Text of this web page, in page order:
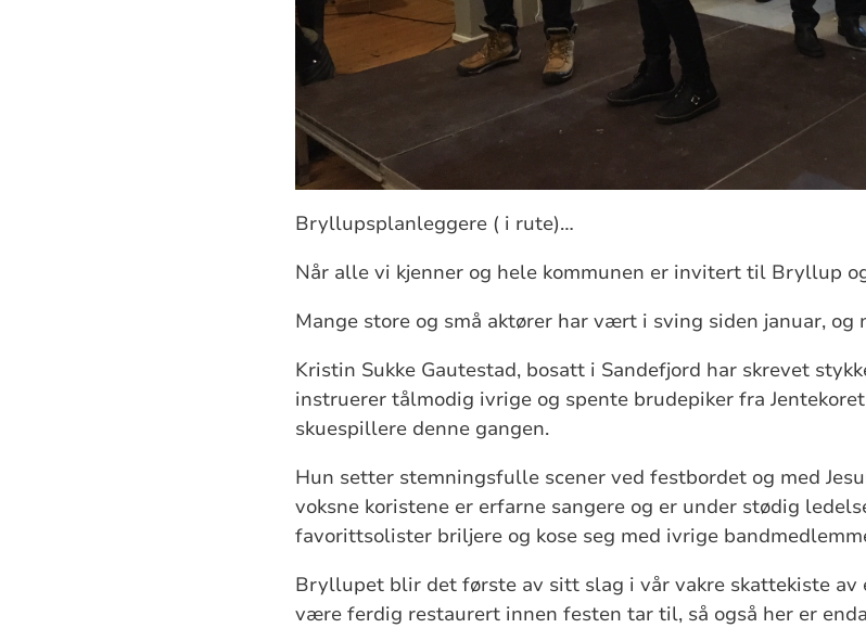
Bryllupsplanleggere ( i rute)…
Når alle vi kjenner og hele kommunen er invitert til Bryllup
Mange store og små aktører har vært i sving siden januar, og
Kristin Sukke Gautestad, bosatt i Sandefjord har skrevet
instruerer tålmodig ivrige og spente brudepiker fra
skuespillere denne gangen.
Hun setter stemningsfulle scener ved festbordet og med
voksne koristene er erfarne sangere og er under stødig
favorittsolister briljere og kose seg med ivrige
Bryllupet blir det første av sitt slag i vår vakre skattekiste av
være ferdig restaurert innen festen tar til, så også her er